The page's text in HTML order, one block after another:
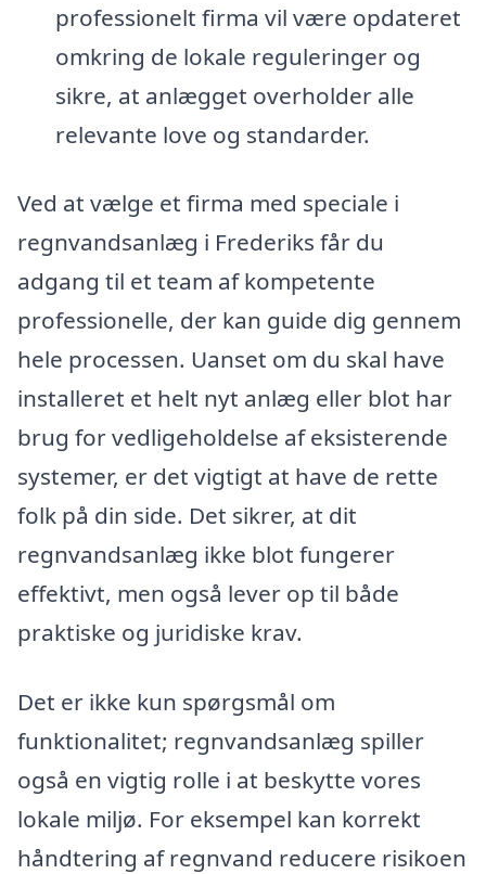
professionelt firma vil være opdateret
omkring de lokale reguleringer og
sikre, at anlægget overholder alle
relevante love og standarder.
Ved at vælge et firma med speciale i
regnvandsanlæg i Frederiks får du
adgang til et team af kompetente
professionelle, der kan guide dig gennem
hele processen. Uanset om du skal have
installeret et helt nyt anlæg eller blot har
brug for vedligeholdelse af eksisterende
systemer, er det vigtigt at have de rette
folk på din side. Det sikrer, at dit
regnvandsanlæg ikke blot fungerer
effektivt, men også lever op til både
praktiske og juridiske krav.
Det er ikke kun spørgsmål om
funktionalitet; regnvandsanlæg spiller
også en vigtig rolle i at beskytte vores
lokale miljø. For eksempel kan korrekt
håndtering af regnvand reducere risikoen